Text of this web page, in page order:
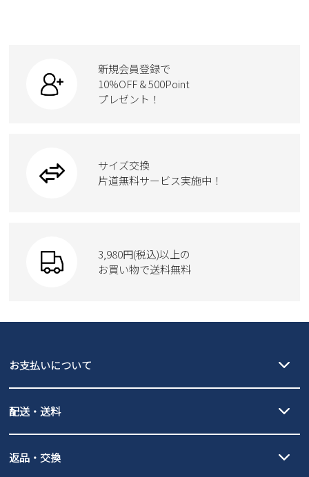
新規会員登録で
10%OFF & 500Point
プレゼント！
サイズ交換
片道無料サービス実施中！
3,980円(税込)以上の
お買い物で送料無料
お支払いについて
PayPay（オンライン決済）、代金引換のご利用が可能です。
配送・送料
北海道・本州・四国・九州…550円
全国一律…220円（税込）
返品・交換